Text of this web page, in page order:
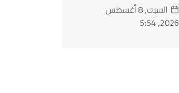
السبت, 8 أغسطس
2026, 5:54